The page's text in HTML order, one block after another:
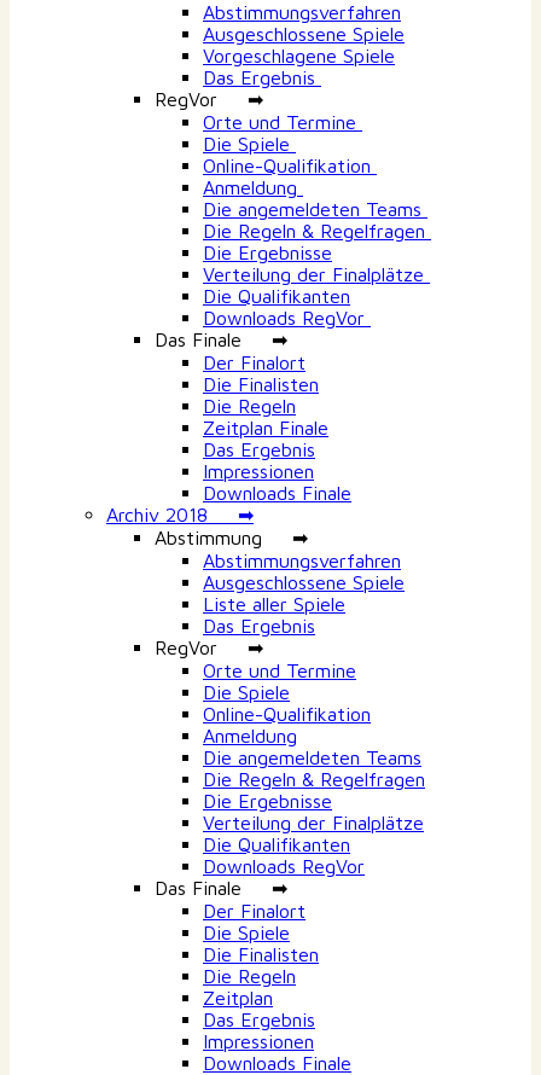
Abstimmungsverfahren
Ausgeschlossene Spiele
Vorgeschlagene Spiele
Das Ergebnis
RegVor ➡
Orte und Termine
Die Spiele
Online-Qualifikation
Anmeldung
Die angemeldeten Teams
Die Regeln & Regelfragen
Die Ergebnisse
Verteilung der Finalplätze
Die Qualifikanten
Downloads RegVor
Das Finale ➡
Der Finalort
Die Finalisten
Die Regeln
Zeitplan Finale
Das Ergebnis
Impressionen
Downloads Finale
Archiv 2018 ➡
Abstimmung ➡
Abstimmungsverfahren
Ausgeschlossene Spiele
Liste aller Spiele
Das Ergebnis
RegVor ➡
Orte und Termine
Die Spiele
Online-Qualifikation
Anmeldung
Die angemeldeten Teams
Die Regeln & Regelfragen
Die Ergebnisse
Verteilung der Finalplätze
Die Qualifikanten
Downloads RegVor
Das Finale ➡
Der Finalort
Die Spiele
Die Finalisten
Die Regeln
Zeitplan
Das Ergebnis
Impressionen
Downloads Finale